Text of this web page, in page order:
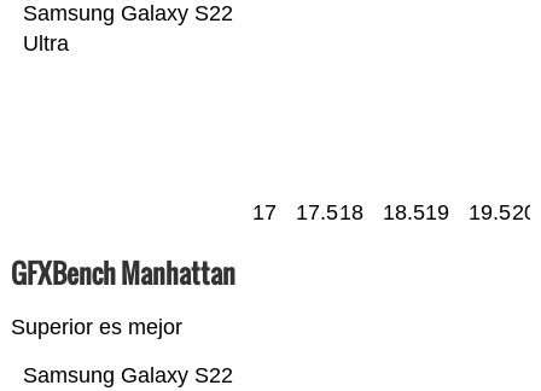
Samsung Galaxy S22
Ultra
17 17.518 18.519 19.520
GFXBench Manhattan
Superior es mejor
Samsung Galaxy S22